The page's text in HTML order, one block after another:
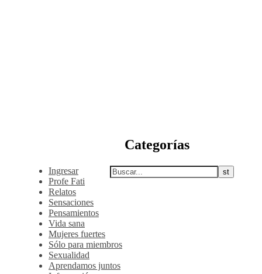
Categorías
Ingresar
Profe Fati
Relatos
Sensaciones
Pensamientos
Vida sana
Mujeres fuertes
Sólo para miembros
Sexualidad
Aprendamos juntos